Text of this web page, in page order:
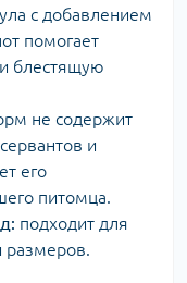
с добавлением
помогает
блестящую
не содержит
и
его
питомца.
подходит для
размеров.